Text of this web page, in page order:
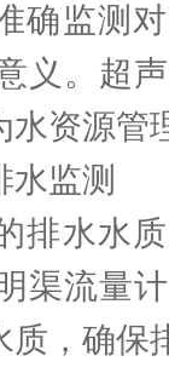
监测对
义。超
水资源管
监测
水水质
渠流量
质，确保